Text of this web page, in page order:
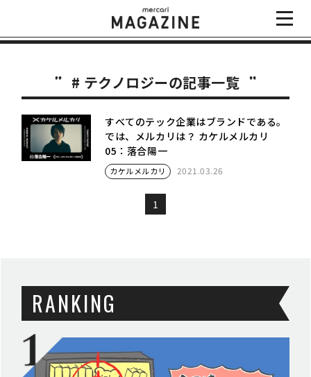
# テクノロジーの記事一覧
すべてのテック企業はブランドである。
では、メルカリは？ カケルメルカリ
05：落合陽一
カケルメルカリ 2021.03.26
1
RANKING